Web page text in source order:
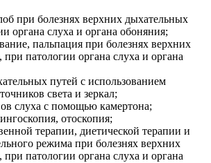
при болезнях верхних дыхательных
органа слуха и органа обоняния;
пальпация при болезнях верхних
патологии органа слуха и органа
путей с использованием
света и зеркал;
слуха с помощью камертона;
отоскопия;
терапии, диетической терапии и
режима при болезнях верхних
патологии органа слуха и органа